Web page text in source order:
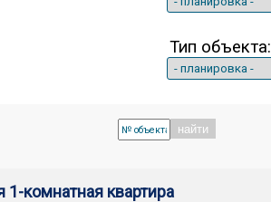
Тип объекта:
найти
1-комнатная квартира